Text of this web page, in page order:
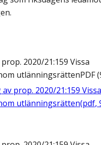
2020/21:159 Vissa
utlänningsrättenPDF(
prop. 2020/21:159 Vissa
utlänningsrätten(pdf,